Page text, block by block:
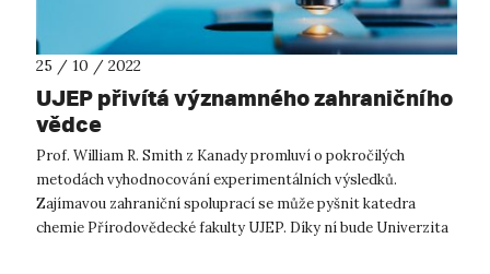
25 / 10 / 2022
UJEP přivítá významného zahraničního
vědce
Prof. William R. Smith z Kanady promluví o pokročilých
metodách vyhodnocování experimentálních výsledků.
Zajímavou zahraniční spoluprací se může pyšnit katedra
chemie Přírodovědecké fakulty UJEP. Díky ní bude Univerzita